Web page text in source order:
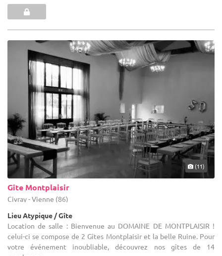
(11)
Gîte Montplaisir
Civray - Vienne (86)
Lieu Atypique / Gîte
Location de salle : Bienvenue au DOMAINE DE MONTPLAISIR !
celui-ci se compose de 2 Gîtes Montplaisir et la belle Ruine. Pour
votre événement inoubliable, découvrez nos gîtes de 14